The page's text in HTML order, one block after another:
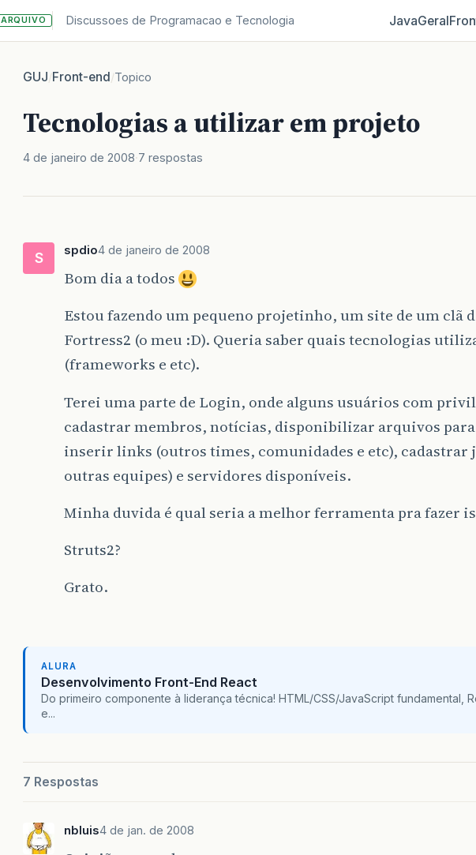
ARQUIVO Discussoes de Programacao e Tecnologia JavaGeral
GUJ/Front-end/Topico
Tecnologias a utilizar em projeto
4 de janeiro de 2008 7 respostas
S spdio4 de janeiro de 2008
Bom dia a todos
Estou fazendo um pequeno projetinho, um site de um clã
Fortress2 (o meu :D). Queria saber quais tecnologias
(frameworks e etc).
Terei uma parte de Login, onde alguns usuários com
cadastrar membros, notícias, disponibilizar arquivos
inserir links (outros times, comunidades e etc), cadastrar
outras equipes) e servidores disponíveis.
Minha duvida é qual seria a melhor ferramenta pra fazer
Struts2?
Grato.
ALURA
Desenvolvimento Front-End React
Do primeiro componente à liderança técnica! HTML/CSS/JavaScript fundamental,
e...
7 Respostas
nbluis4 de jan. de 2008